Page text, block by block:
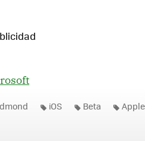
iOS Beta Apple